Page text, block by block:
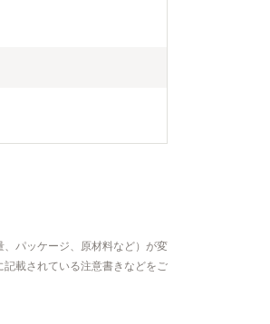
パッケージ、原材料など）が変
載されている注意書きなどをご